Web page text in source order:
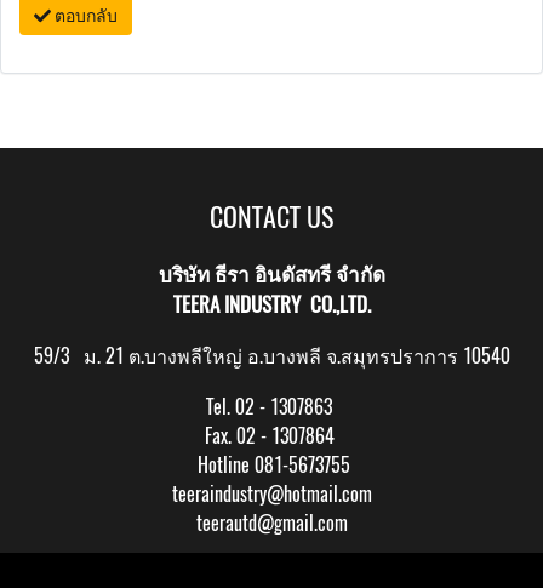
ตอบกลับ
CONTACT US
บริษัท ธีรา อินดัสทรี จำกัด
TEERA INDUSTRY CO.,LTD.
59/3 ม. 21 ต.บางพลีใหญ่ อ.บางพลี จ.สมุทรปราการ 10540
Tel. 02 - 1307863
Fax. 02 - 1307864
Hotline 081-5673755
teeraindustry@hotmail.com
teerautd@gmail.com